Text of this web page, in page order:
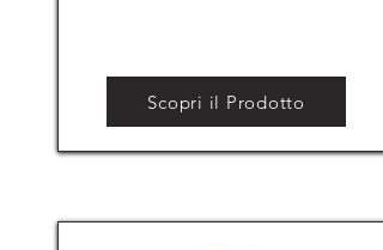
Scopri il Prodotto